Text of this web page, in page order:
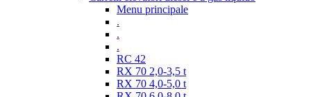
Menu principale
.
.
.
RC 42
RX 70 2,0-3,5 t
RX 70 4,0-5,0 t